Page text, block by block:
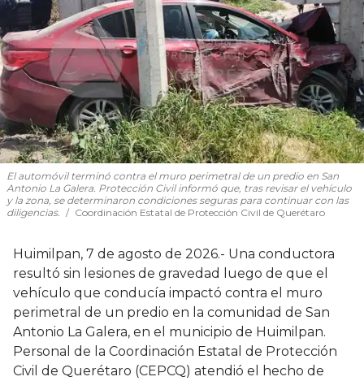
El automóvil terminó contra el muro perimetral de un predio en San
Antonio La Galera. Protección Civil informó que, tras revisar el vehículo
y la zona, se determinaron condiciones seguras para continuar con las
diligencias.
Coordinación Estatal de Protección Civil de Querétaro
Huimilpan, 7 de agosto de 2026.- Una conductora
resultó sin lesiones de gravedad luego de que el
vehículo que conducía impactó contra el muro
perimetral de un predio en la comunidad de San
Antonio La Galera, en el municipio de Huimilpan.
Personal de la Coordinación Estatal de Protección
Civil de Querétaro (CEPCQ) atendió el hecho de